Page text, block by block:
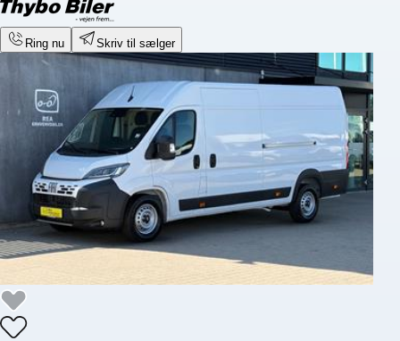
Ring nu Skriv til sælger